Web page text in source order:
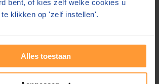
bent, of kies zelf welke cookies u
klikken op 'zelf instellen'.
Alles toestaan
hierdoor de volledige vrijheid.
beperkt. Hierdoor heeft u als kind
het gaat wordt vooraf in
vastgesteld. Denk
aan inboedelgoederen of